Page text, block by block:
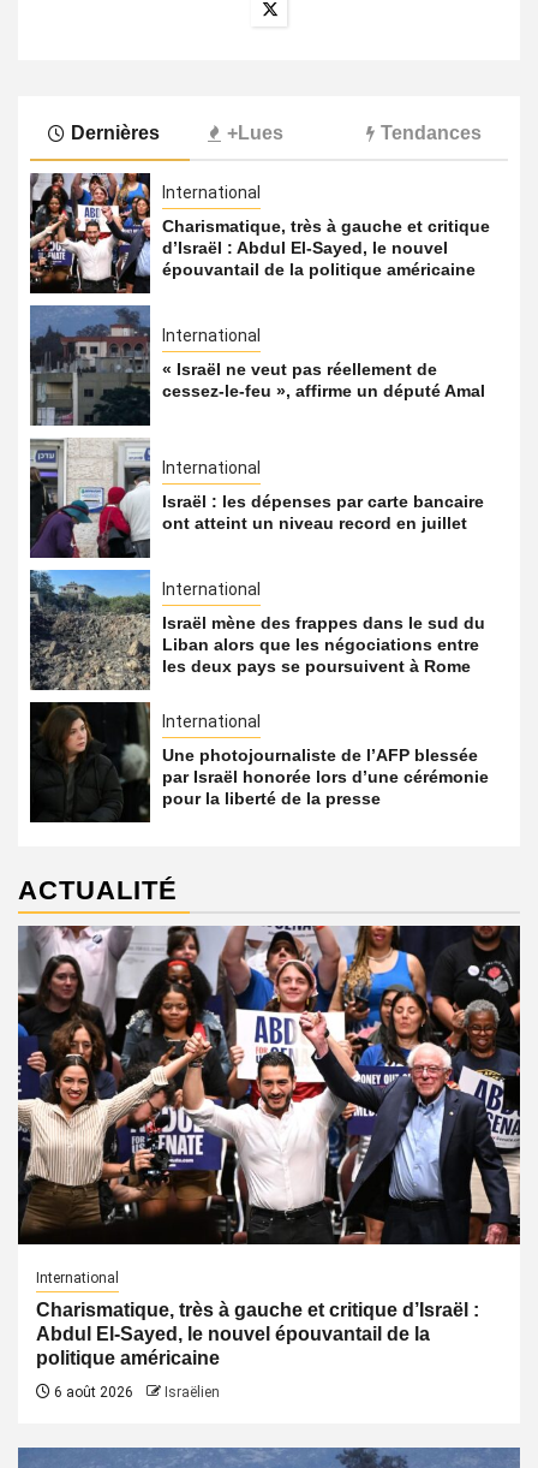
Dernières +Lues Tendances
International
Charismatique, très à gauche et critique
d’Israël : Abdul El-Sayed, le nouvel
épouvantail de la politique américaine
International
« Israël ne veut pas réellement de
cessez-le-feu », affirme un député Amal
International
Israël : les dépenses par carte bancaire
ont atteint un niveau record en juillet
International
Israël mène des frappes dans le sud du
Liban alors que les négociations entre
les deux pays se poursuivent à Rome
International
Une photojournaliste de l’AFP blessée
par Israël honorée lors d’une cérémonie
pour la liberté de la presse
ACTUALITÉ
International
Charismatique, très à gauche et critique d’Israël :
Abdul El-Sayed, le nouvel épouvantail de la
politique américaine
6 août 2026 Israëlien